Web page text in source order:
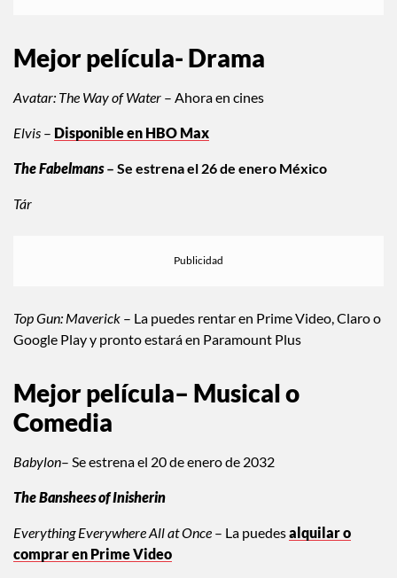
Mejor película- Drama
Avatar: The Way of Water – Ahora en cines
Elvis – Disponible en HBO Max
The Fabelmans– Se estrena el 26 de enero México
Tár
Top Gun: Maverick – La puedes rentar en Prime Video, Claro o
Google Play y pronto estará en Paramount Plus
Mejor película– Musical o
Comedia
Babylon– Se estrena el 20 de enero de 2032
The Banshees of Inisherin
Everything Everywhere All at Once – La puedesalquilar o
comprar en Prime Video